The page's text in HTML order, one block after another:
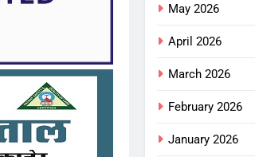
May 2026
April 2026
March 2026
February 2026
January 2026